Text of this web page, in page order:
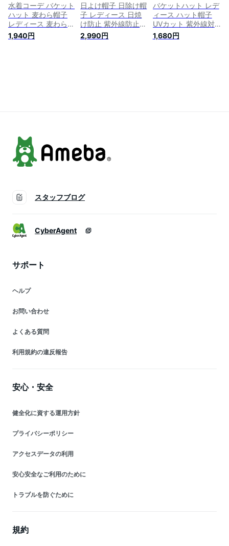
水着コーデ バケット
ハット 麦わら帽子
レディース 麦わら
大きめ 春夏 麦わら
ハット 遮光 おしゃ
1,940円
日よけ帽子 日除け帽
子 レディース 日焼
け防止 紫外線防止グ
ッズ おしゃれ 軽い
ハット 帽子 ハット
2,990円
バケットハット レデ
ィース ハット帽子
UVカット 紫外線対
策 日よけ 日除け帽
子 サンバイザー
1,680円
スタッフブログ
CyberAgent
サポート
ヘルプ
お問い合わせ
よくある質問
利用規約の違反報告
安心・安全
健全化に資する運用方針
プライバシーポリシー
アクセスデータの利用
安心安全なご利用のために
トラブルを防ぐために
規約